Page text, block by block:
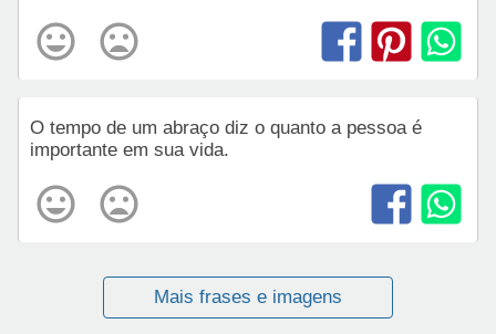
O tempo de um abraço diz o quanto a pessoa é
importante em sua vida.
Mais frases e imagens